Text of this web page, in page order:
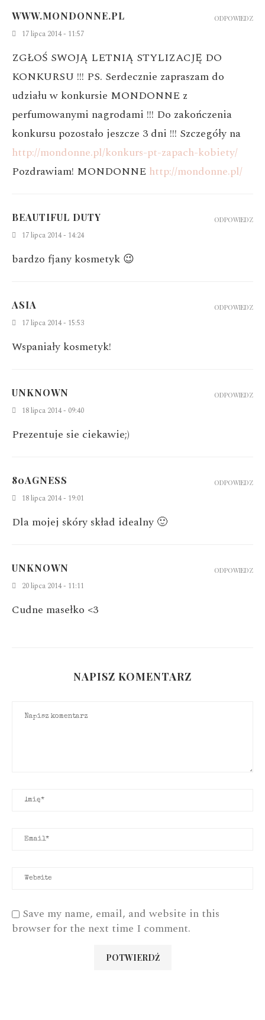
WWW.MONDONNE.PL
17 lipca 2014 - 11:57
ZGŁOŚ SWOJĄ LETNIĄ STYLIZACJĘ DO
KONKURSU !!! PS. Serdecznie zapraszam do
udziału w konkursie MONDONNE z
perfumowanymi nagrodami !!! Do zakończenia
konkursu pozostało jeszcze 3 dni !!! Szczegóły na
http://mondonne.pl/konkurs-pt-zapach-kobiety/
Pozdrawiam! MONDONNE http://mondonne.pl/
ODPOWIEDZ
BEAUTIFUL DUTY
17 lipca 2014 - 14:24
bardzo fjany kosmetyk 😉
ODPOWIEDZ
ASIA
17 lipca 2014 - 15:53
Wspaniały kosmetyk!
ODPOWIEDZ
UNKNOWN
18 lipca 2014 - 09:40
Prezentuje sie ciekawie;)
ODPOWIEDZ
80AGNESS
18 lipca 2014 - 19:01
Dla mojej skóry skład idealny 🙂
ODPOWIEDZ
UNKNOWN
20 lipca 2014 - 11:11
Cudne masełko <3
ODPOWIEDZ
NAPISZ KOMENTARZ
Save my name, email, and website in this
browser for the next time I comment.